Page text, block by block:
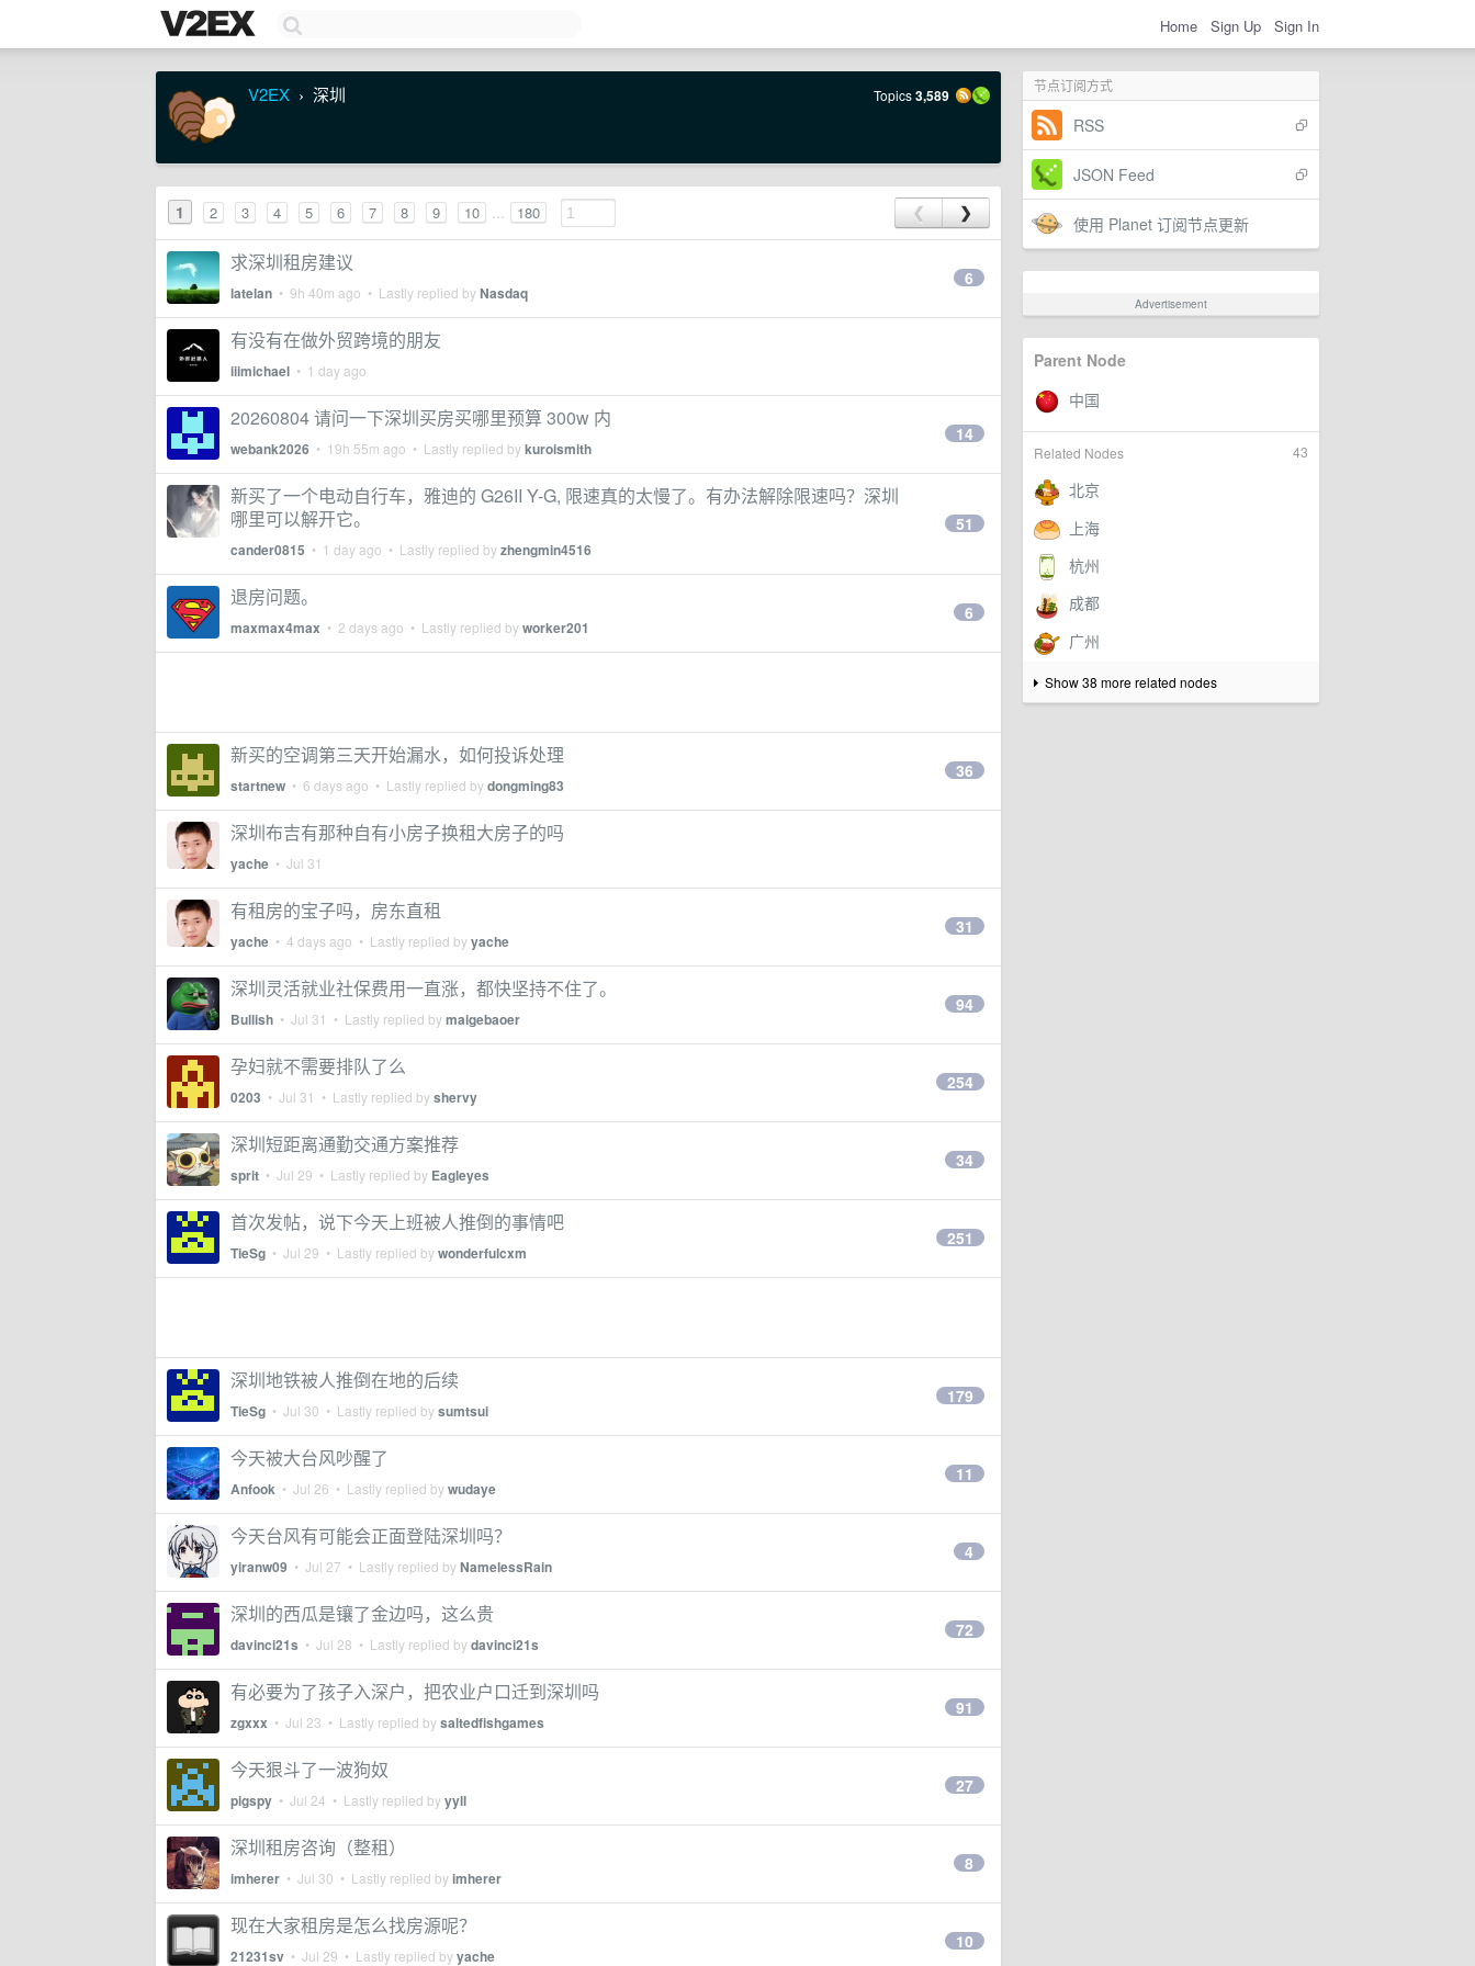
Home Sign Up Sign In
节点订阅方式
RSS
JSON Feed
使用 Planet 订阅节点更新
Advertisement
Parent Node
43
Related Nodes
Show 38 more related nodes
V2EX › 深圳 Topics3,589
1 2 3 4 5 6 7 8 9 10 ... 180 ❮ ❯
求深圳租房建议
latelan • 9h 40m ago • Lastly replied byNasdaq
6
有没有在做外贸跨境的朋友
iiimichael • 1 day ago
20260804 请问一下深圳买房买哪里预算 300w 内
webank2026 • 19h 55m ago • Lastly replied bykuroismith
14
新买了一个电动自行车，雅迪的 G26II Y-G, 限速真的太慢了。有办法解除限速吗？深圳
哪里可以解开它。
cander0815 • 1 day ago • Lastly replied byzhengmin4516
51
退房问题。
maxmax4max • 2 days ago • Lastly replied byworker201
6
新买的空调第三天开始漏水，如何投诉处理
startnew • 6 days ago • Lastly replied bydongming83
36
深圳布吉有那种自有小房子换租大房子的吗
yache • Jul 31
有租房的宝子吗，房东直租
yache • 4 days ago • Lastly replied byyache
31
深圳灵活就业社保费用一直涨，都快坚持不住了。
Bullish • Jul 31 • Lastly replied bymaigebaoer
94
孕妇就不需要排队了么
0203 • Jul 31 • Lastly replied byshervy
254
深圳短距离通勤交通方案推荐
sprit • Jul 29 • Lastly replied by Eagleyes
34
首次发帖，说下今天上班被人推倒的事情吧
TieSg • Jul 29 • Lastly replied bywonderfulcxm
251
深圳地铁被人推倒在地的后续
TieSg • Jul 30 • Lastly replied bysumtsui
179
今天被大台风吵醒了
Anfook • Jul 26 • Lastly replied bywudaye
11
今天台风有可能会正面登陆深圳吗？
yiranw09 • Jul 27 • Lastly replied byNamelessRain
4
深圳的西瓜是镶了金边吗，这么贵
davinci21s • Jul 28 • Lastly replied bydavinci21s
72
有必要为了孩子入深户，把农业户口迁到深圳吗
zgxxx • Jul 23 • Lastly replied bysaltedfishgames
91
今天狠斗了一波狗奴
pigspy • Jul 24 • Lastly replied byyyll
27
深圳租房咨询（整租）
imherer • Jul 30 • Lastly replied byimherer
8
现在大家租房是怎么找房源呢？
21231sv • Jul 29 • Lastly replied byyache
10